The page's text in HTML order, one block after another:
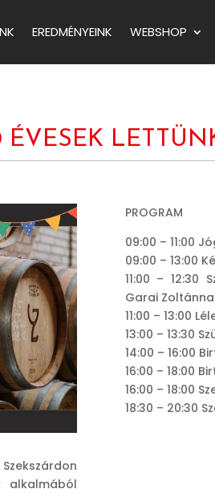
EREDMÉNYEINK WEBSHOP
ÉVESEK
alkalmából
PROGRAM
09:00 – 11:00
09:00 – 13:00
11:00 – 12:30
Garai
11:00 – 13:00
13:00 – 13:30
14:00 – 16:00
16:00 – 18:00
16:00 – 18:00
18:30 – 20:30